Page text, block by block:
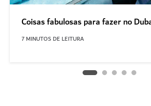
Coisas fabulosas para fazer no
7 MINUTOS DE LEITURA